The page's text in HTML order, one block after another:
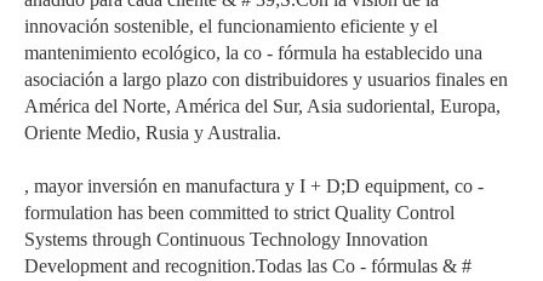
innovación sostenible, el funcionamiento eficiente y el
mantenimiento ecológico, la co - fórmula ha establecido una
asociación a largo plazo con distribuidores y usuarios finales en
América del Norte, América del Sur, Asia sudoriental, Europa,
Oriente Medio, Rusia y Australia.
, mayor inversión en manufactura y I + D;D equipment, co -
formulation has been committed to strict Quality Control
Systems through Continuous Technology Innovation
Development and recognition.Todas las Co - fórmulas & #